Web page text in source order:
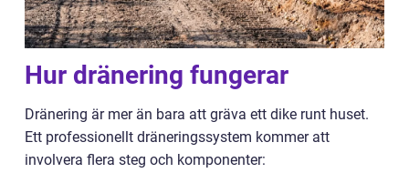
Hur dränering fungerar
Dränering är mer än bara att gräva ett dike runt huset.
Ett professionellt dräneringssystem kommer att
involvera flera steg och komponenter: